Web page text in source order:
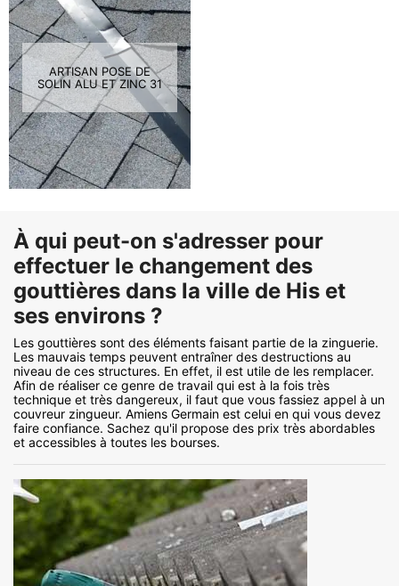
ARTISAN POSE DE
SOLIN ALU ET ZINC 31
À qui peut-on s'adresser pour
effectuer le changement des
gouttières dans la ville de His et
ses environs ?
Les gouttières sont des éléments faisant partie de la zinguerie.
Les mauvais temps peuvent entraîner des destructions au
niveau de ces structures. En effet, il est utile de les remplacer.
Afin de réaliser ce genre de travail qui est à la fois très
technique et très dangereux, il faut que vous fassiez appel à un
couvreur zingueur. Amiens Germain est celui en qui vous devez
faire confiance. Sachez qu'il propose des prix très abordables
et accessibles à toutes les bourses.